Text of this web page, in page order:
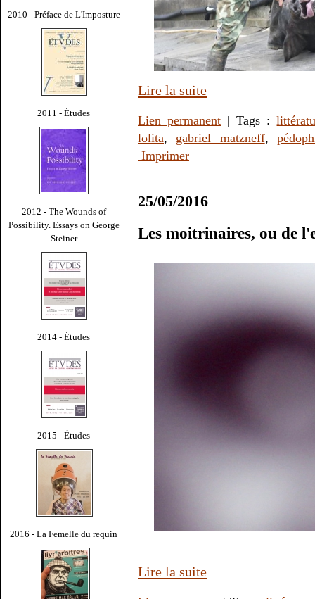
2010 - Préface de L'Imposture
2011 - Études
2012 - The Wounds of
Possibility. Essays on George
Steiner
2014 - Études
2015 - Études
2016 - La Femelle du requin
Lire la suite
Lien permanent | Tags :
lolita, gabriel matzneff,
Imprimer
25/05/2016
Les moitrinaires, ou de
Lire la suite